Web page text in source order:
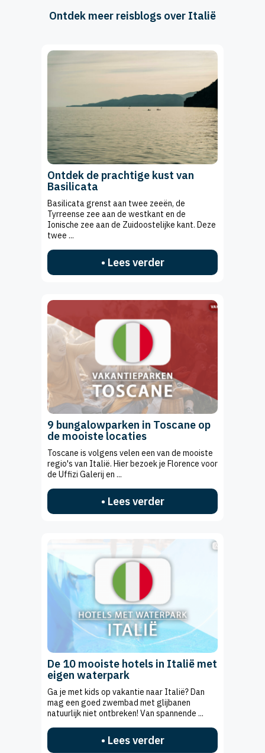
Ontdek meer reisblogs over Italië
Ontdek de prachtige kust van
Basilicata
Basilicata grenst aan twee zeeën, de
Tyrreense zee aan de westkant en de
Ionische zee aan de Zuidoostelijke kant. Deze
twee ...
• Lees verder
9 bungalowparken in Toscane op
de mooiste locaties
Toscane is volgens velen een van de mooiste
regio's van Italië. Hier bezoek je Florence voor
de Uffizi Galerij en ...
• Lees verder
De 10 mooiste hotels in Italië met
eigen waterpark
Ga je met kids op vakantie naar Italië? Dan
mag een goed zwembad met glijbanen
natuurlijk niet ontbreken! Van spannende ...
• Lees verder